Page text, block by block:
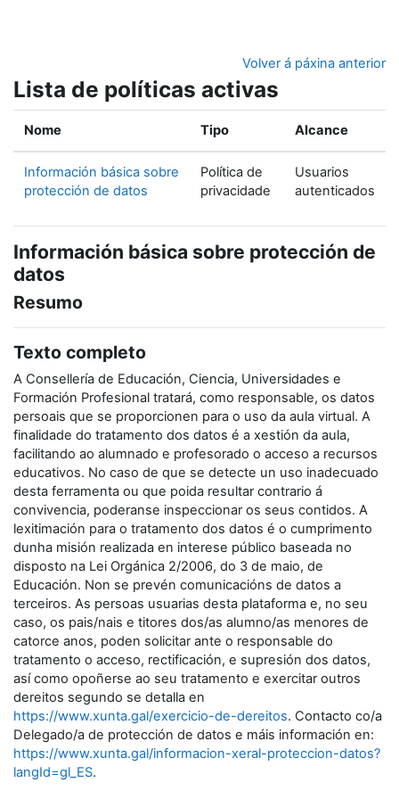
Volver á páxina anterior
Lista de políticas activas
Nome Tipo Alcance
Información básica sobre
protección de datos
Política de
privacidade
Usuarios
autenticados
Información básica sobre protección de
datos
Resumo
Texto completo
A Consellería de Educación, Ciencia, Universidades e
Formación Profesional tratará, como responsable, os datos
persoais que se proporcionen para o uso da aula virtual. A
finalidade do tratamento dos datos é a xestión da aula,
facilitando ao alumnado e profesorado o acceso a recursos
educativos. No caso de que se detecte un uso inadecuado
desta ferramenta ou que poida resultar contrario á
convivencia, poderanse inspeccionar os seus contidos. A
lexitimación para o tratamento dos datos é o cumprimento
dunha misión realizada en interese público baseada no
disposto na Lei Orgánica 2/2006, do 3 de maio, de
Educación. Non se prevén comunicacións de datos a
terceiros. As persoas usuarias desta plataforma e, no seu
caso, os pais/nais e titores dos/as alumno/as menores de
catorce anos, poden solicitar ante o responsable do
tratamento o acceso, rectificación, e supresión dos datos,
así como opoñerse ao seu tratamento e exercitar outros
dereitos segundo se detalla en
https://www.xunta.gal/exercicio-de-dereitos. Contacto co/a
Delegado/a de protección de datos e máis información en:
https://www.xunta.gal/informacion-xeral-proteccion-datos?
langId=gl_ES.